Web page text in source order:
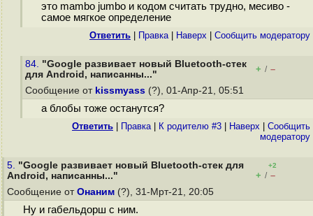
это mambo jumbo и кодом считать трудно, месиво -
самое мягкое определение
Ответить Правка| Наверх Cообщить модератору
84. "Google развивает новый Bluetooth-стек
для Android, написанны..."
+ / –
Сообщение от kissmyass (?), 01-Апр-21, 05:51
а блобы тоже останутся?
Ответить Правка| К родителю #3 Наверх
Cообщить
модератору
5. "Google развивает новый Bluetooth-стек для
Android, написанны..."
+2
+ / –
Сообщение от Онаним (?), 31-Мрт-21, 20:05
Ну и габельдорш с ним.